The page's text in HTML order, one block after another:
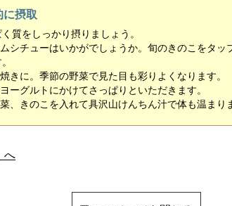
摂取
質をしっかり摂りましょう。
チューはいかがでしょうか。旬のきのこをタッ
に。季節の野菜で見た目も彩りよくなります。
グルトにかけてさっぱりといただきます。
きのこを入れて具沢山けんちん汁で体も温まり
へ